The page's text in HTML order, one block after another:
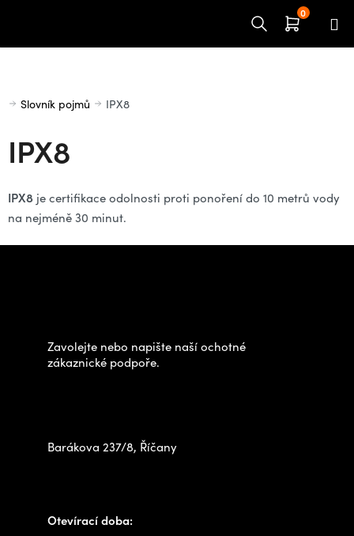
Domů
Slovník pojmů IPX8
IPX8
IPX8 je certifikace odolnosti proti ponoření do 10 metrů vody
na nejméně 30 minut.
Zavolejte nebo napište naší ochotné
zákaznické podpoře.
Barákova 237/8, Říčany
Otevírací doba: